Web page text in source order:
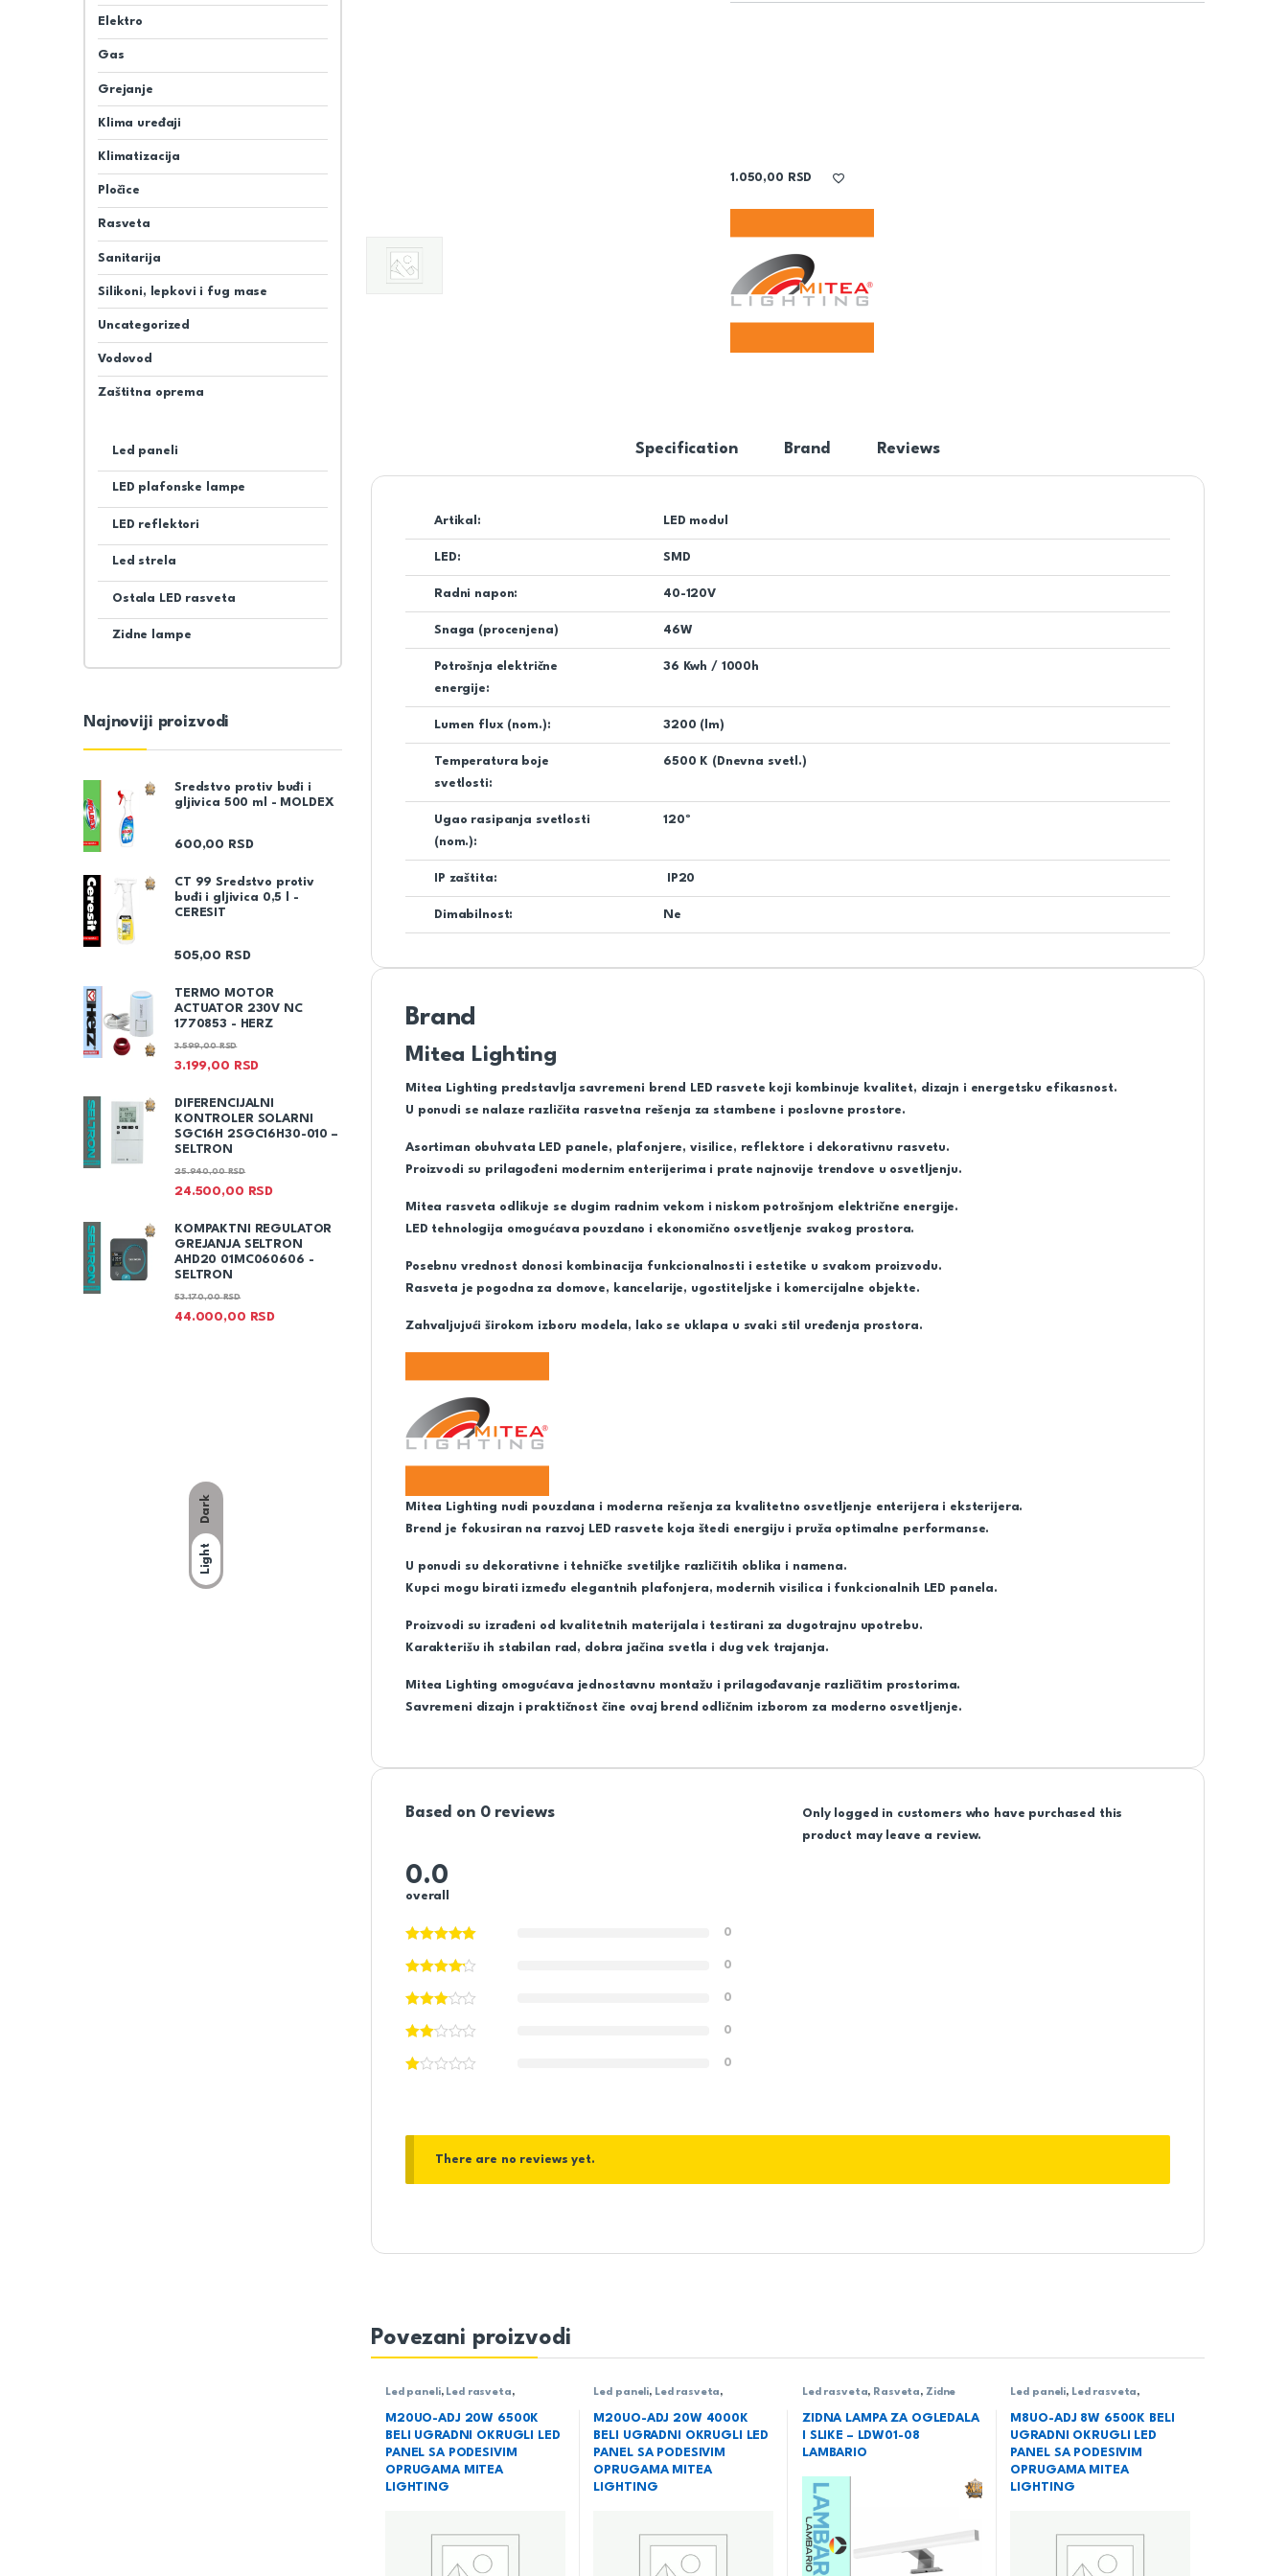
Dark
Light
1.050,00 RSD
Specification Brand Reviews
Artikal: LED modul
LED: SMD
Radni napon: 40-120V
Snaga (procenjena) 46W
Potrošnja električne
energije:
36 Kwh / 1000h
Lumen flux (nom.): 3200 (lm)
Temperatura boje
svetlosti:
6500 K (Dnevna svetl.)
Ugao rasipanja svetlosti
(nom.):
120º
IP zaštita: IP20
Dimabilnost: Ne
Brand
Mitea Lighting
Mitea Lighting predstavlja savremeni brend LED rasvete koji kombinuje kvalitet, dizajn i energetsku efikasnost.
U ponudi se nalaze različita rasvetna rešenja za stambene i poslovne prostore.
Asortiman obuhvata LED panele, plafonjere, visilice, reflektore i dekorativnu rasvetu.
Proizvodi su prilagođeni modernim enterijerima i prate najnovije trendove u osvetljenju.
Mitea rasveta odlikuje se dugim radnim vekom i niskom potrošnjom električne energije.
LED tehnologija omogućava pouzdano i ekonomično osvetljenje svakog prostora.
Posebnu vrednost donosi kombinacija funkcionalnosti i estetike u svakom proizvodu.
Rasveta je pogodna za domove, kancelarije, ugostiteljske i komercijalne objekte.
Zahvaljujući širokom izboru modela, lako se uklapa u svaki stil uređenja prostora.
Mitea Lighting nudi pouzdana i moderna rešenja za kvalitetno osvetljenje enterijera i eksterijera.
Brend je fokusiran na razvoj LED rasvete koja štedi energiju i pruža optimalne performanse.
U ponudi su dekorativne i tehničke svetiljke različitih oblika i namena.
Kupci mogu birati između elegantnih plafonjera, modernih visilica i funkcionalnih LED panela.
Proizvodi su izrađeni od kvalitetnih materijala i testirani za dugotrajnu upotrebu.
Karakterišu ih stabilan rad, dobra jačina svetla i dug vek trajanja.
Mitea Lighting omogućava jednostavnu montažu i prilagođavanje različitim prostorima.
Savremeni dizajn i praktičnost čine ovaj brend odličnim izborom za moderno osvetljenje.
Based on 0 reviews
0.0
overall
0
0
0
0
0
Only logged in customers who have purchased this
product may leave a review.
There are no reviews yet.
Povezani proizvodi
Led paneli, Led rasveta,
M20UO-ADJ 20W 6500K
BELI UGRADNI OKRUGLI LED
PANEL SA PODESIVIM
OPRUGAMA MITEA
LIGHTING
Led paneli, Led rasveta,
M20UO-ADJ 20W 4000K
BELI UGRADNI OKRUGLI LED
PANEL SA PODESIVIM
OPRUGAMA MITEA
LIGHTING
Led rasveta, Rasveta, Zidne
ZIDNA LAMPA ZA OGLEDALA
I SLIKE – LDW01-08
LAMBARIO
Led paneli, Led rasveta,
M8UO-ADJ 8W 6500K BELI
UGRADNI OKRUGLI LED
PANEL SA PODESIVIM
OPRUGAMA MITEA
LIGHTING
Elektro
Gas
Grejanje
Klima uređaji
Klimatizacija
Pločice
Rasveta
Sanitarija
Silikoni, lepkovi i fug mase
Uncategorized
Vodovod
Zaštitna oprema
Led paneli
LED plafonske lampe
LED reflektori
Led strela
Ostala LED rasveta
Zidne lampe
Najnoviji proizvodi
Sredstvo protiv buđi i
gljivica 500 ml - MOLDEX
600,00 RSD
CT 99 Sredstvo protiv
buđi i gljivica 0,5 l -
CERESIT
505,00 RSD
TERMO MOTOR
ACTUATOR 230V NC
1770853 - HERZ
3.199,00 RSD
3.599,00RSD
DIFERENCIJALNI
KONTROLER SOLARNI
SGC16H 2SGC16H30-010 –
SELTRON
24.500,00 RSD
25.940,00RSD
KOMPAKTNI REGULATOR
GREJANJA SELTRON
AHD20 01MC060606 -
SELTRON
44.000,00 RSD
53.170,00RSD